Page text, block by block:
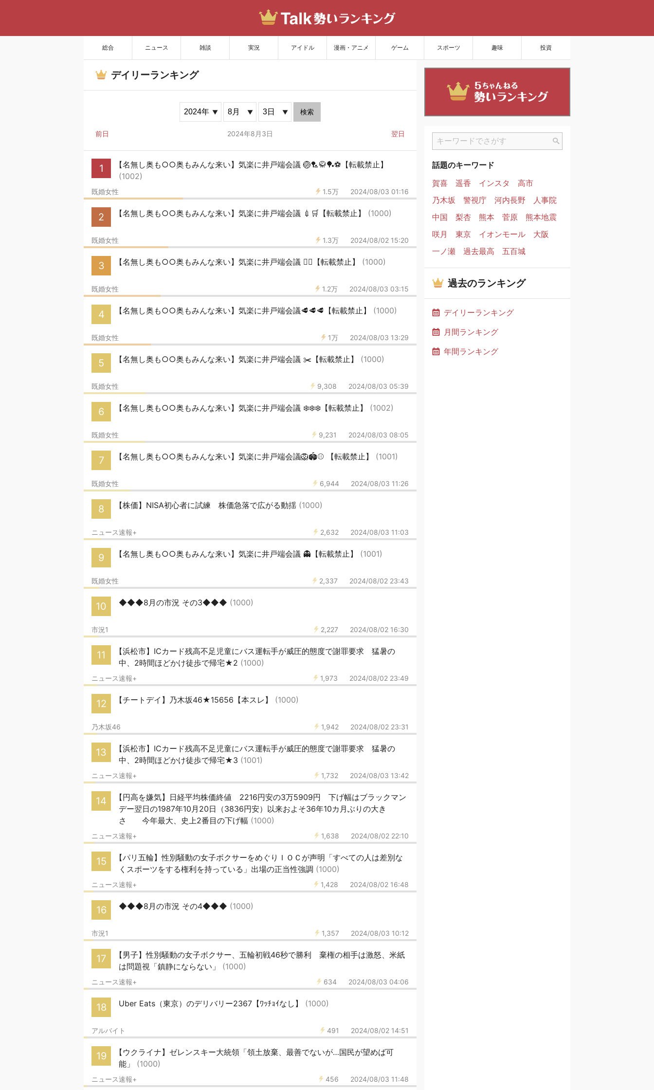
総合 ニュース 雑談 実況 アイドル 漫画・アニメ ゲーム スポーツ 趣味 投資
サイトを更新
デイリーランキング
検索
前日 2024年8月3日 翌日
1
【名無し奥も○○奥もみんな来い】気楽に井戸端会議 🏐🏸🥋🏓⚽️【転載禁止】
(1002)
1.5万 2024/08/03 01:16
既婚女性
2 【名無し奥も○○奥もみんな来い】気楽に井戸端会議 💉🛒【転載禁止】 (1000)
1.3万 2024/08/02 15:20
既婚女性
3 【名無し奥も○○奥もみんな来い】気楽に井戸端会議 🏊‍♀️【転載禁止】 (1000)
1.2万 2024/08/03 03:15
既婚女性
4 【名無し奥も○○奥もみんな来い】気楽に井戸端会議🥩🥩🥩【転載禁止】 (1000)
1万 2024/08/03 13:29
既婚女性
5 【名無し奥も○○奥もみんな来い】気楽に井戸端会議 ✂️【転載禁止】 (1000)
9,308 2024/08/03 05:39
既婚女性
6 【名無し奥も○○奥もみんな来い】気楽に井戸端会議 ❄️❄️❄️【転載禁止】 (1002)
9,231 2024/08/03 08:05
既婚女性
7 【名無し奥も○○奥もみんな来い】気楽に井戸端会議🦁🏟️⚾️ 【転載禁止】 (1001)
6,944 2024/08/03 11:26
既婚女性
8 【株価】NISA初心者に試練 株価急落で広がる動揺 (1000)
2,632 2024/08/03 11:03
ニュース速報+
9 【名無し奥も○○奥もみんな来い】気楽に井戸端会議 👻【転載禁止】 (1001)
2,337 2024/08/02 23:43
既婚女性
10 ◆◆◆8月の市況 その3◆◆◆ (1000)
2,227 2024/08/02 16:30
市況1
11
【浜松市】ICカード残高不足児童にバス運転手が威圧的態度で謝罪要求 猛暑の
中、2時間ほどかけ徒歩で帰宅★2 (1000)
1,973 2024/08/02 23:49
ニュース速報+
12 【チートデイ】乃木坂46★15656【本スレ】 (1000)
1,942 2024/08/02 23:31
乃木坂46
13
【浜松市】ICカード残高不足児童にバス運転手が威圧的態度で謝罪要求 猛暑の
中、2時間ほどかけ徒歩で帰宅★3 (1001)
1,732 2024/08/03 13:42
ニュース速報+
14
【円高を嫌気】日経平均株価終値 2216円安の3万5909円 下げ幅はブラックマン
デー翌日の1987年10月20日（3836円安）以来およそ36年10カ月ぶりの大き
さ 今年最大、史上2番目の下げ幅 (1000)
1,638 2024/08/02 22:10
ニュース速報+
15
【パリ五輪】性別騒動の女子ボクサーをめぐりＩＯＣが声明「すべての人は差別な
くスポーツをする権利を持っている」出場の正当性強調 (1000)
1,428 2024/08/02 16:48
ニュース速報+
16 ◆◆◆8月の市況 その4◆◆◆ (1000)
1,357 2024/08/03 10:12
市況1
17
【男子】性別騒動の女子ボクサー、五輪初戦46秒で勝利 棄権の相手は激怒、米紙
は問題視「鎮静にならない」 (1000)
634 2024/08/03 04:06
ニュース速報+
18 Uber Eats（東京）のデリバリー2367【ﾜｯﾁｮｲなし】 (1000)
491 2024/08/02 14:51
アルバイト
19
【ウクライナ】ゼレンスキー大統領「領土放棄、最善でないが…国民が望めば可
能」 (1000)
456 2024/08/03 11:48
ニュース速報+
話題のキーワード
賀喜
遥香 インスタ
高市
乃木坂
警視庁 河内長野
人事院
中国
梨杏 熊本 菅原
熊本地震
咲月
東京 イオンモール
大阪
一ノ瀬
過去最高 五百城
過去のランキング
デイリーランキング
月間ランキング
年間ランキング